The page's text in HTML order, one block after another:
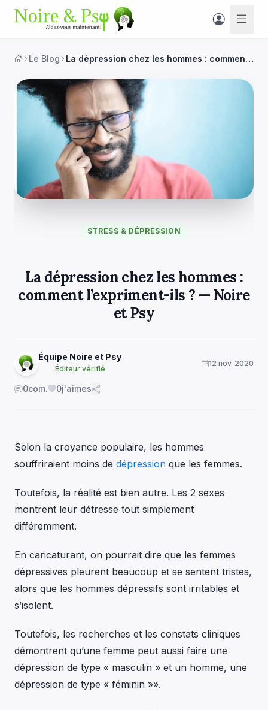
Le Blog La dépression chez les hommes : comment l’expriment-ils ?
STRESS & DÉPRESSION
La dépression chez les hommes :
comment l’expriment-ils ? — Noire
et Psy
Équipe Noire et Psy
Éditeur vérifié
12 nov. 2020
0com. 0j'aimes
Selon la croyance populaire, les hommes
souffriraient moins de dépression que les femmes.
Toutefois, la réalité est bien autre. Les 2 sexes
montrent leur détresse tout simplement
différemment.
En caricaturant, on pourrait dire que les femmes
dépressives pleurent beaucoup et se sentent tristes,
alors que les hommes dépressifs sont irritables et
s’isolent.
Toutefois, les recherches et les constats cliniques
démontrent qu’une femme peut aussi faire une
dépression de type « masculin » et un homme, une
dépression de type « féminin »».